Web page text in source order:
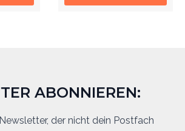
ABONNIEREN:
der nicht dein Postfach